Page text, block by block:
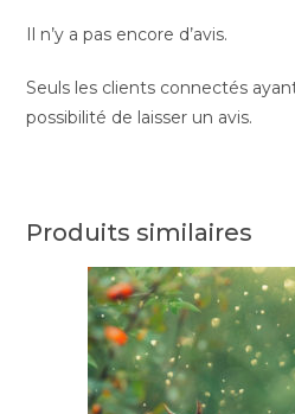
Il n’y a pas encore d’avis.
Seuls les clients connectés
possibilité de laisser un avis.
Produits similaires